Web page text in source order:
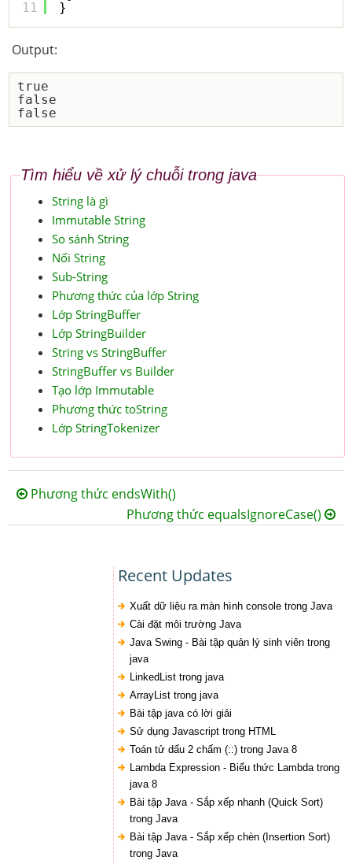
11
}
Output:
true
false
Tìm hiểu về xử lý chuỗi trong java
String là gì
Immutable String
So sánh String
Nối String
Sub-String
Phương thức của lớp String
Lớp StringBuffer
Lớp StringBuilder
String vs StringBuffer
StringBuffer vs Builder
Tạo lớp Immutable
Phương thức toString
Lớp StringTokenizer
Phương thức endsWith()
Phương thức equalsIgnoreCase()
Recent Updates
Xuất dữ liệu ra màn hình console trong Java
Cài đặt môi trường Java
Java Swing - Bài tập quản lý sinh viên trong
java
LinkedList trong java
ArrayList trong java
Bài tập java có lời giải
Sử dụng Javascript trong HTML
Toán tử dấu 2 chấm (::) trong Java 8
Lambda Expression - Biểu thức Lambda trong
java 8
Bài tập Java - Sắp xếp nhanh (Quick Sort)
trong Java
Bài tập Java - Sắp xếp chèn (Insertion Sort)
trong Java